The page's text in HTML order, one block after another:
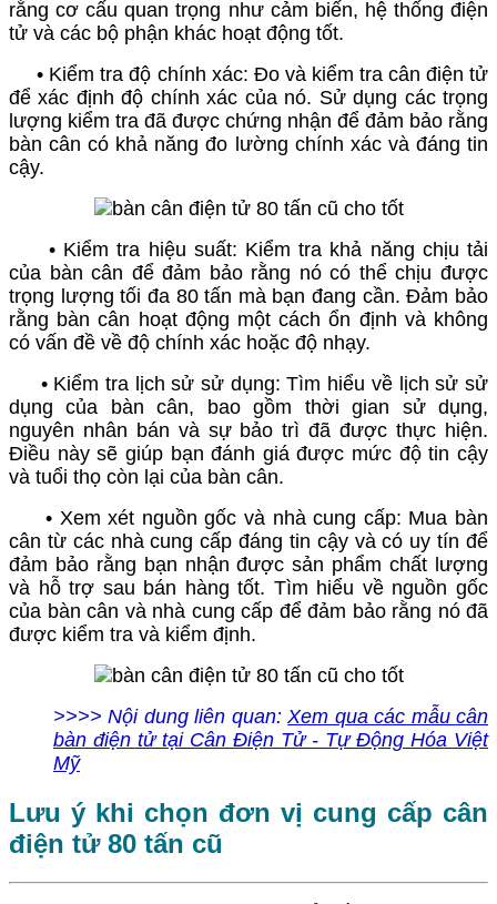
rằng cơ cấu quan trọng như cảm biến, hệ thống điện
tử và các bộ phận khác hoạt động tốt.
• Kiểm tra độ chính xác: Đo và kiểm tra cân điện tử
để xác định độ chính xác của nó. Sử dụng các trọng
lượng kiểm tra đã được chứng nhận để đảm bảo rằng
bàn cân có khả năng đo lường chính xác và đáng tin
cậy.
• Kiểm tra hiệu suất: Kiểm tra khả năng chịu tải
của bàn cân để đảm bảo rằng nó có thể chịu được
trọng lượng tối đa 80 tấn mà bạn đang cần. Đảm bảo
rằng bàn cân hoạt động một cách ổn định và không
có vấn đề về độ chính xác hoặc độ nhạy.
• Kiểm tra lịch sử sử dụng: Tìm hiểu về lịch sử sử
dụng của bàn cân, bao gồm thời gian sử dụng,
nguyên nhân bán và sự bảo trì đã được thực hiện.
Điều này sẽ giúp bạn đánh giá được mức độ tin cậy
và tuổi thọ còn lại của bàn cân.
• Xem xét nguồn gốc và nhà cung cấp: Mua bàn
cân từ các nhà cung cấp đáng tin cậy và có uy tín để
đảm bảo rằng bạn nhận được sản phẩm chất lượng
và hỗ trợ sau bán hàng tốt. Tìm hiểu về nguồn gốc
của bàn cân và nhà cung cấp để đảm bảo rằng nó đã
được kiểm tra và kiểm định.
>>>> Nội dung liên quan:Xem qua các mẫu cân
bàn điện tử tại Cân Điện Tử - Tự Động Hóa Việt
Mỹ
Lưu ý khi chọn đơn vị cung cấp cân
điện tử 80 tấn cũ